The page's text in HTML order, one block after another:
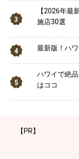
【2026年最
施店30選
最新版！ハ
ハワイで絶
はココ
【PR】